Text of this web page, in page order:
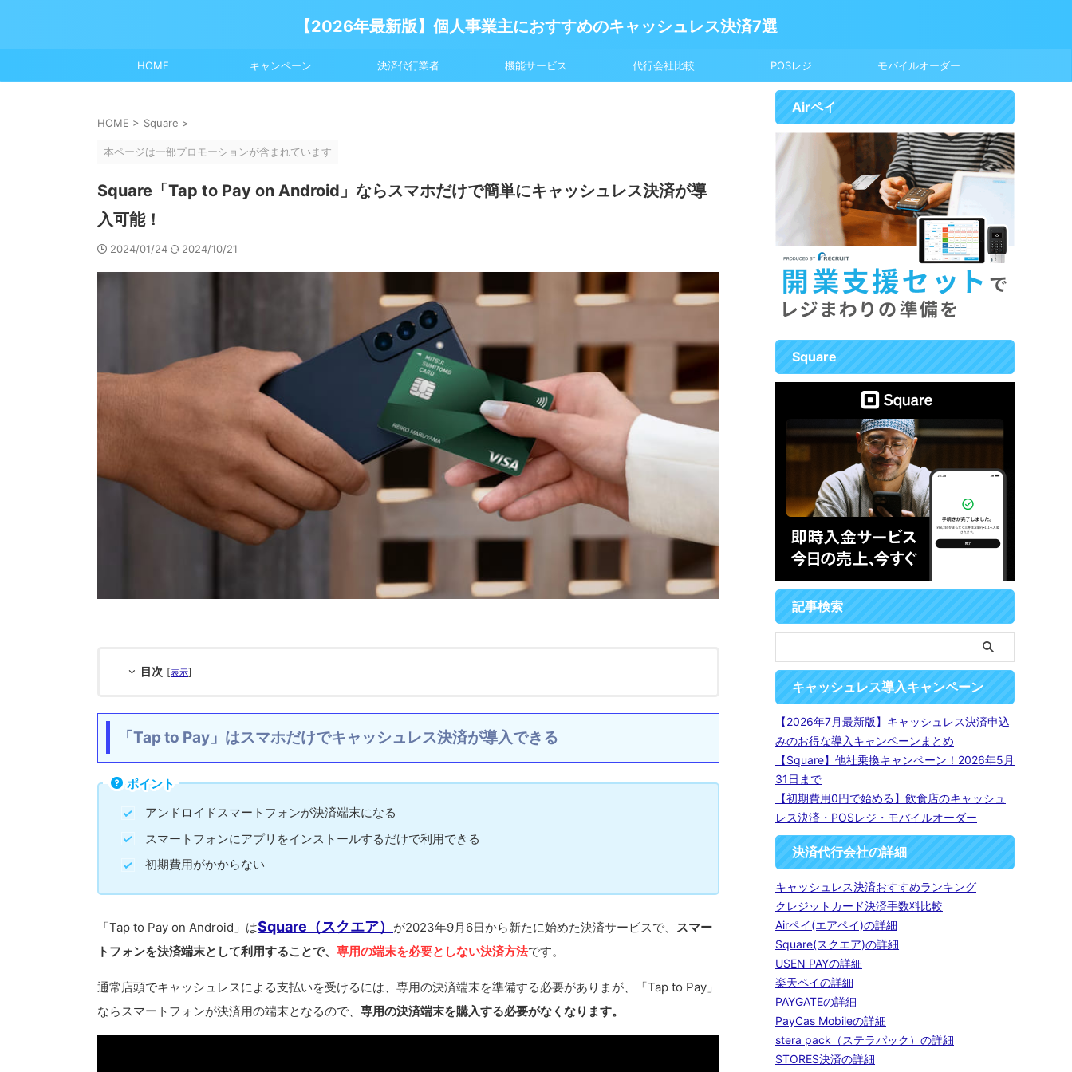
【2026年最新版】個人事業主におすすめのキャッシュレス決済7選
HOME キャンペーン 決済代行業者 機能サービス 代行会社比較 POSレジ モバイルオーダー
HOME > Square >
本ページは一部プロモーションが含まれています
Square「Tap to Pay on Android」ならスマホだけで簡単にキャッシュレス決済が導
入可能！
2024/01/24 2024/10/21
目次 [表示]
「Tap to Pay」はスマホだけでキャッシュレス決済が導入できる
ポイント
アンドロイドスマートフォンが決済端末になる
スマートフォンにアプリをインストールするだけで利用できる
初期費用がかからない
「Tap to Pay on Android」はSquare（スクエア） が2023年9月6日から新たに始めた決済サービスで、 スマー
トフォンを決済端末として利用することで、 専用の端末を必要としない決済方法です。
通常店頭でキャッシュレスによる支払いを受けるには、専用の決済端末を準備する必要がありまが、「Tap to Pay」
ならスマートフォンが決済用の端末となるので、 専用の決済端末を購入する必要がなくなります。
Airペイ
Square
記事検索
キャッシュレス導入キャンペーン
【2026年7月最新版】キャッシュレス決済申込
みのお得な導入キャンペーンまとめ
【Square】他社乗換キャンペーン！2026年5月
31日まで
【初期費用0円で始める】飲食店のキャッシュ
レス決済・POSレジ・モバイルオーダー
決済代行会社の詳細
キャッシュレス決済おすすめランキング
クレジットカード決済手数料比較
Airペイ(エアペイ)の詳細
Square(スクエア)の詳細
USEN PAYの詳細
楽天ペイの詳細
PAYGATEの詳細
PayCas Mobileの詳細
stera pack（ステラパック）の詳細
STORES決済の詳細